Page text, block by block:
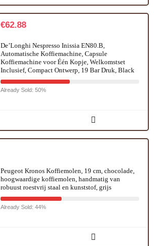
€62.88
De’Longhi Nespresso Inissia EN80.B,
Automatische Koffiemachine, Capsule
Koffiemachine voor Één Kopje, Welkomstset
Inclusief, Compact Ontwerp, 19 Bar Druk, Black
Already Sold: 50%
Peugeot Kronos Koffiemolen, 19 cm, chocolade,
hoogwaardige koffiemolen, handmatig van
robuust roestvrij staal en kunststof, grijs
Already Sold: 44%